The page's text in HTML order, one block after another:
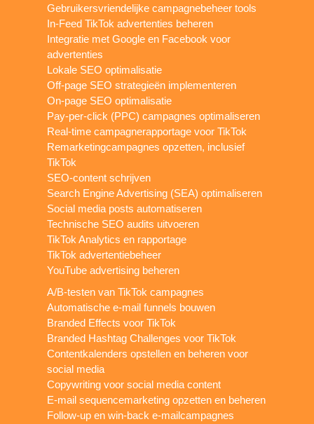
Gebruikersvriendelijke campagnebeheer tools
In-Feed TikTok advertenties beheren
Integratie met Google en Facebook voor
advertenties
Lokale SEO optimalisatie
Off-page SEO strategieën implementeren
On-page SEO optimalisatie
Pay-per-click (PPC) campagnes optimaliseren
Real-time campagnerapportage voor TikTok
Remarketingcampagnes opzetten, inclusief
TikTok
SEO-content schrijven
Search Engine Advertising (SEA) optimaliseren
Social media posts automatiseren
Technische SEO audits uitvoeren
TikTok Analytics en rapportage
TikTok advertentiebeheer
YouTube advertising beheren
A/B-testen van TikTok campagnes
Automatische e-mail funnels bouwen
Branded Effects voor TikTok
Branded Hashtag Challenges voor TikTok
Contentkalenders opstellen en beheren voor
social media
Copywriting voor social media content
E-mail sequencemarketing opzetten en beheren
Follow-up en win-back e-mailcampagnes